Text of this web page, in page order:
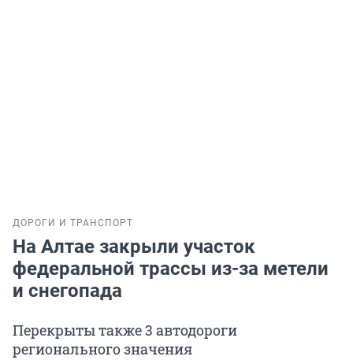
ДОРОГИ И ТРАНСПОРТ
На Алтае закрыли участок
федеральной трассы из-за метели
и снегопада
Перекрыты также 3 автодороги
регионального значения